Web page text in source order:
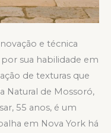
e técnica
sua habilidade em
de texturas que
Natural de Mossoró,
55 anos, é um
em Nova York há